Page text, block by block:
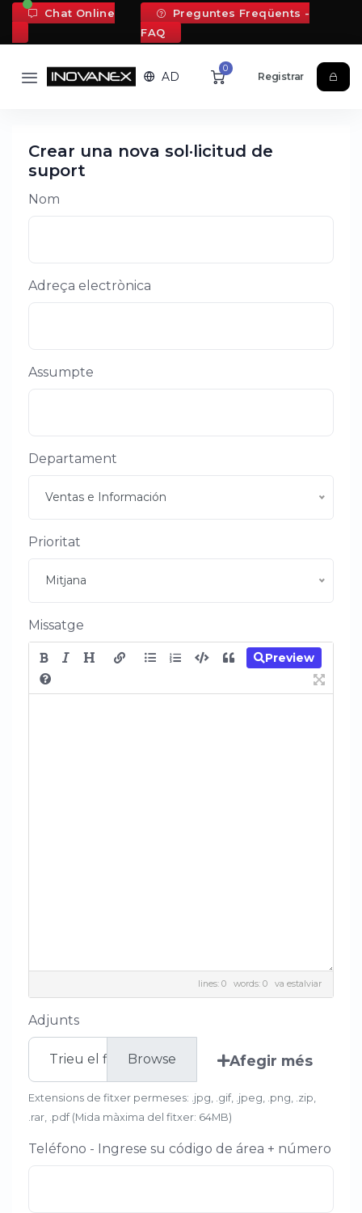
Chat Online
Preguntes Freqüents -
FAQ
AD
0
Registrar
Crear una nova sol·licitud de
suport
Nom
Adreça electrònica
Assumpte
Departament
Ventas e Información
Prioritat
Mitjana
Missatge
Preview
lines: 0 words: 0 va estalviar
Adjunts
Trieu el fitxer Afegir més
Extensions de fitxer permeses: .jpg, .gif, .jpeg, .png, .zip,
.rar, .pdf (Mida màxima del fitxer: 64MB)
Teléfono - Ingrese su código de área + número